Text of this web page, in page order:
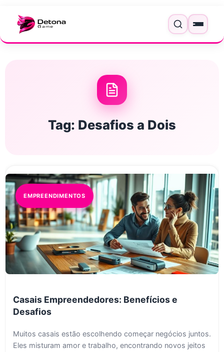
Menu
Tag: Desafios a Dois
EMPREENDIMENTOS
Casais Empreendedores: Benefícios e
Desafios
Muitos casais estão escolhendo começar negócios juntos.
Eles misturam amor e trabalho, encontrando novos jeitos